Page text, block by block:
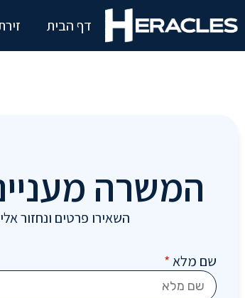
דף הבית
המשרה
השאירו פרטים ונחזור
שם מלא*